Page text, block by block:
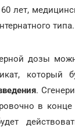
лет,
типа.
дозы
который
.
в конце